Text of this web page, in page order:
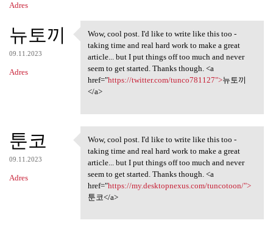
Adres
뉴토끼
09.11.2023
Adres
Wow, cool post. I'd like to
Wow, cool post. I'd like to write like this too -
taking time and real hard work to make a great
article... but I put things off too much and never
seem to get started. Thanks though. <a
href="https://twitter.com/tunco781127">뉴토끼
</a>
툰코
09.11.2023
Adres
Wow, cool post. I'd like to
Wow, cool post. I'd like to write like this too -
taking time and real hard work to make a great
article... but I put things off too much and never
seem to get started. Thanks though. <a
href="https://my.desktopnexus.com/tuncotoon/">
툰코</a>